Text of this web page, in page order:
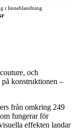
i linneblandning
och
konstruktionen –
från omkring 249
fungerar för
effekten landar